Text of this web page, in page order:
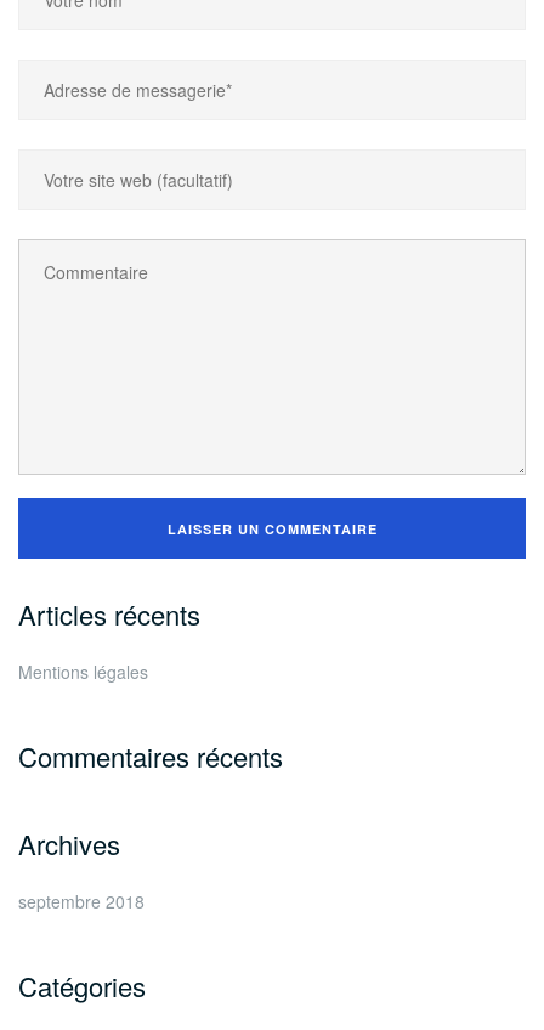
Articles récents
Mentions légales
Commentaires récents
Archives
septembre 2018
Catégories